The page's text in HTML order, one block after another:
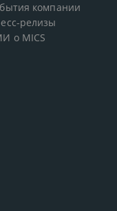
компании
релизы
о MICS